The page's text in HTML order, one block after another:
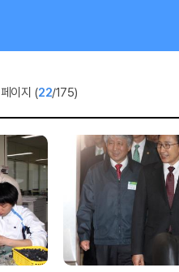
페이지 (22/175)